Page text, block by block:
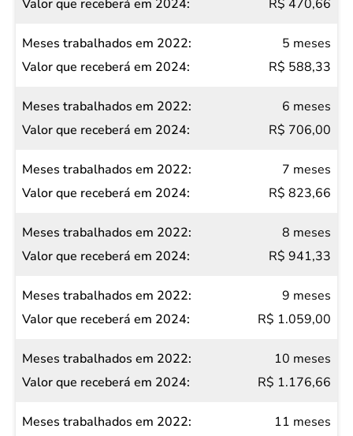
R$ 470,66
5 meses
R$ 588,33
6 meses
R$ 706,00
7 meses
R$ 823,66
8 meses
R$ 941,33
9 meses
R$ 1.059,00
10 meses
R$ 1.176,66
11 meses